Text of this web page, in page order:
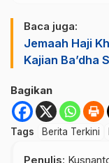
Baca juga:
Jemaah Haji
Kajian Ba’dha
Bagikan
Tags Berita Terkini
Penulis: